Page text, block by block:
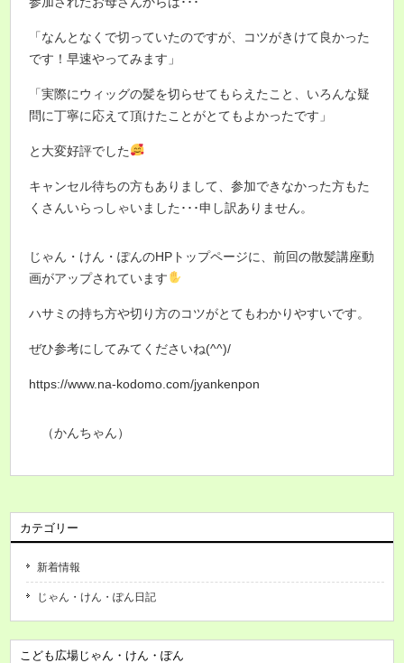
「なんとなくで切っていたのですが、コツがきけて良かった
です！早速やってみます」
「実際にウィッグの髪を切らせてもらえたこと、いろんな疑
問に丁寧に応えて頂けたことがとてもよかったです」
と大変好評でした
キャンセル待ちの方もありまして、参加できなかった方もた
くさんいらっしゃいました･･･申し訳ありません。
じゃん・けん・ぽんのHPトップページに、前回の散髪講座動
画がアップされています
ハサミの持ち方や切り方のコツがとてもわかりやすいです。
ぜひ参考にしてみてくださいね(^^)/
https://www.na-kodomo.com/jyankenpon
（かんちゃん）
カテゴリー
新着情報
じゃん・けん・ぽん日記
こども広場じゃん・けん・ぽん